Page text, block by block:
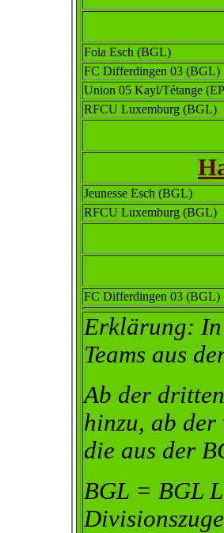
Fola Esch (BGL)
FC Differdingen 03 (BGL)
Union 05 Kayl/Tétange
RFCU Luxemburg (BGL)
Jeunesse Esch (BGL)
RFCU Luxemburg (BGL)
FC Differdingen 03 (BGL)
Erklärung: In
Teams aus
Ab der
hinzu, ab
die aus der
BGL = BGL